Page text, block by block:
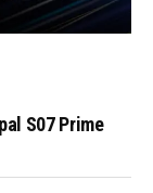
S07 Prime